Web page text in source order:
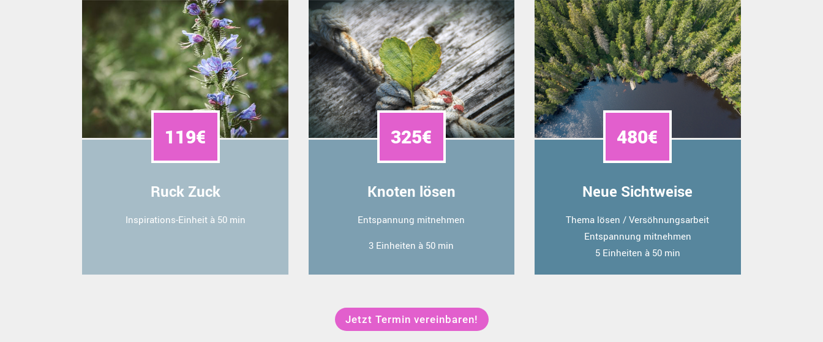
119€
Ruck Zuck
Inspirations-Einheit à 50 min
325€
Knoten lösen
Entspannung mitnehmen
3 Einheiten à 50 min
480€
Neue Sichtweise
Thema lösen / Versöhnungsarbeit
Entspannung mitnehmen
5 Einheiten à 50 min
Jetzt Termin vereinbaren!